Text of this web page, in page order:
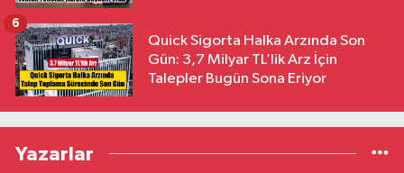
Quick Sigorta Halka Arzında Son
Gün: 3,7 Milyar TL’lik Arz İçin
Talepler Bugün Sona Eriyor
6
Yazarlar